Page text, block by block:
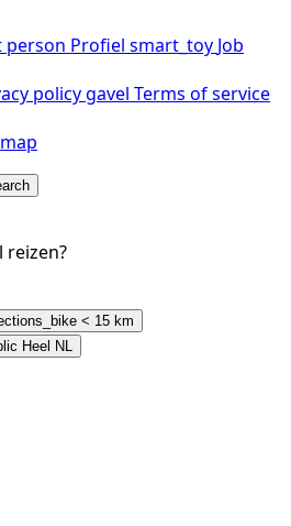
person Profiel smart_toy Job
policygavel Terms of service
map
reizen?
< 15 km
Heel NL